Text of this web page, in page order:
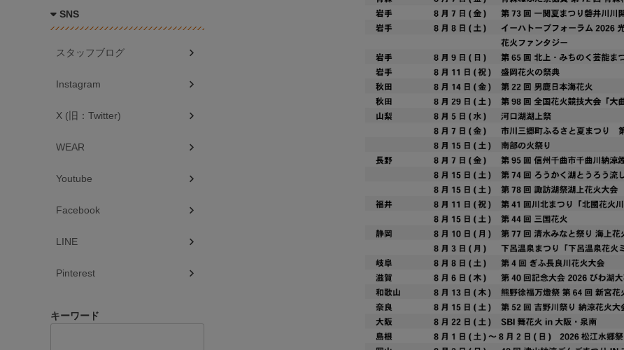
SNS
スタッフブログ
Instagram
X (旧：Twitter)
WEAR
Youtube
Facebook
LINE
Pinterest
キーワード